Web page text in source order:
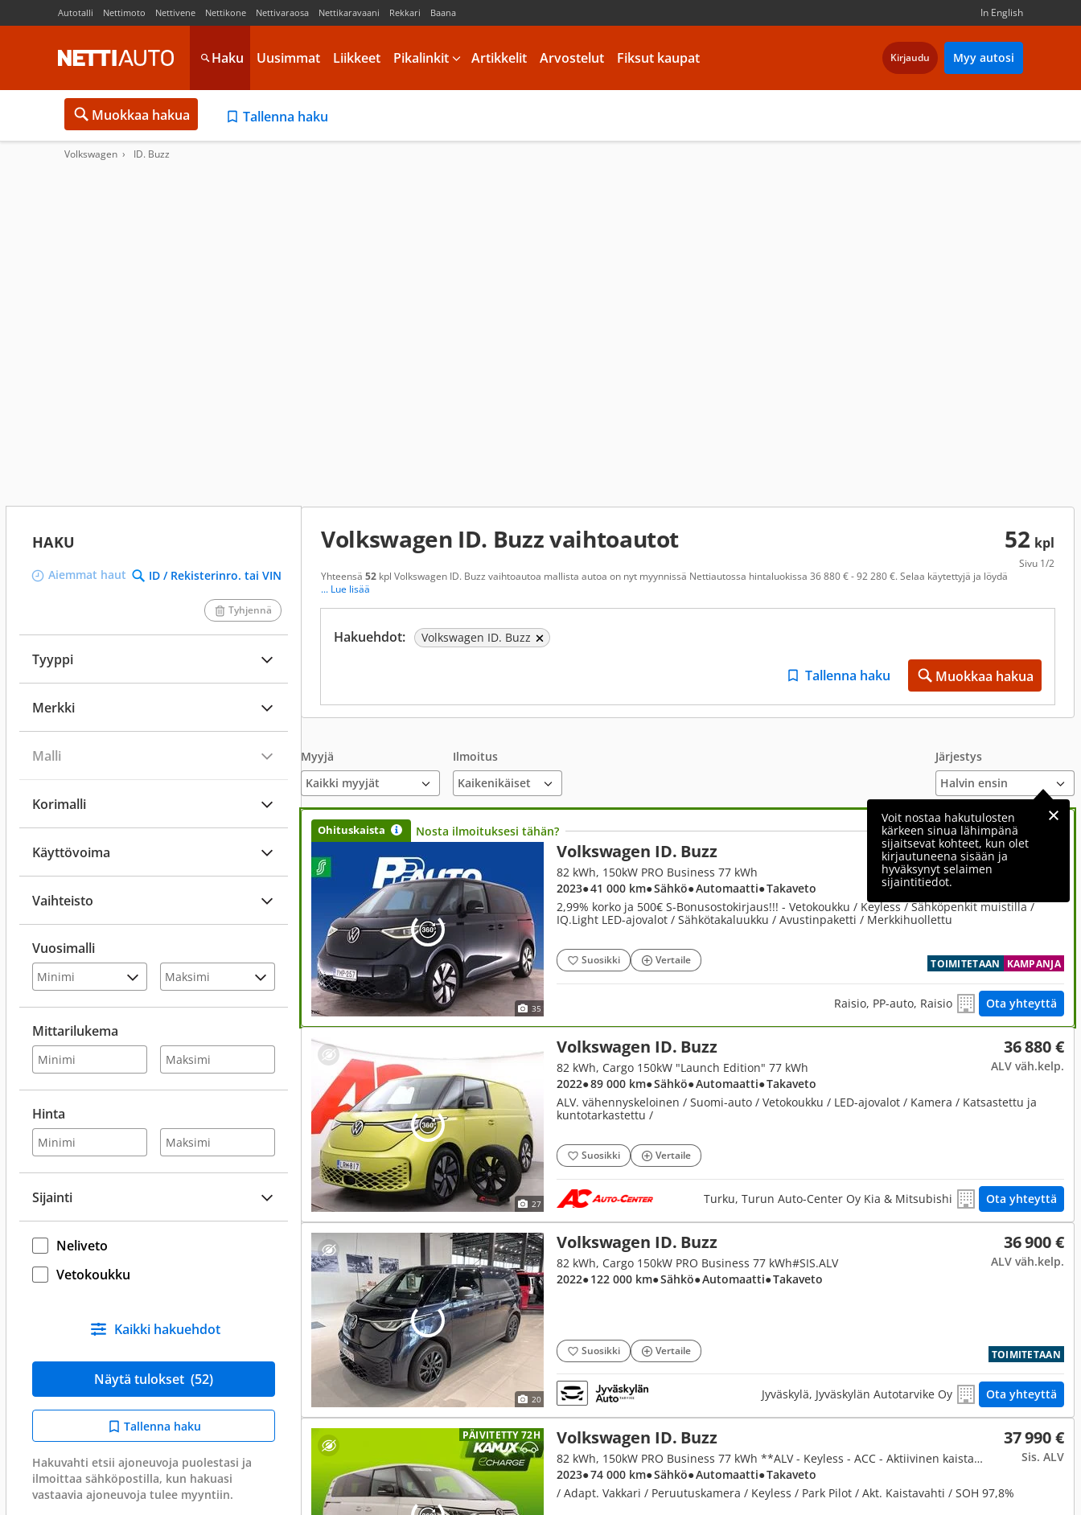
Autotalli Nettimoto Nettivene Nettikone Nettivaraosa Nettikaravaani Rekkari Baana In English
Haku Uusimmat Liikkeet Pikalinkit Artikkelit Arvostelut Fiksut kaupat Kirjaudu Myy autosi
Muokkaa hakua Tallenna haku
Volkswagen ID. Buzz
HAKU
Aiemmat haut ID / Rekisterinro. tai VIN
Tyhjennä
Tyyppi
Merkki
Malli
Korimalli
Käyttövoima
Vaihteisto
Vuosimalli
Mittarilukema
Hinta
Sijainti
Neliveto
Vetokoukku
Kaikki hakuehdot
Näytä tulokset (52)
Tallenna haku
Hakuvahti etsii ajoneuvoja puolestasi ja
ilmoittaa sähköpostilla, kun hakuasi
vastaavia ajoneuvoja tulee myyntiin.
52 kpl
Sivu 1/2
Volkswagen ID. Buzz vaihtoautot
Yhteensä 52 kpl Volkswagen ID. Buzz vaihtoautoa mallista autoa on nyt myynnissä Nettiautossa hintaluokissa 36 880 € - 92 280 €. Selaa käytettyjä ja löydä
... Lue lisää
Hakuehdot: Volkswagen ID. Buzz
Tallenna haku Muokkaa hakua
Myyjä
Kaikki myyjät
Ilmoitus Järjestys
Voit nostaa hakutulosten
kärkeen sinua lähimpänä
sijaitsevat kohteet, kun olet
kirjautuneena sisään ja
hyväksynyt selaimen
sijaintitiedot.
Ohituskaista Nosta ilmoituksesi tähän?
35
Volkswagen ID. Buzz 45 890 €
TOIMITETAAN KAMPANJA
82 kWh, 150kW PRO Business 77 kWh
2023● 41 000 km● Sähkö● Automaatti● Takaveto
2,99% korko ja 500€ S-Bonusostokirjaus!!! - Vetokoukku / Keyless / Sähköpenkit muistilla /
IQ.Light LED-ajovalot / Sähkötakaluukku / Avustinpaketti / Merkkihuollettu
Suosikki Vertaile
Raisio, PP-auto, Raisio Ota yhteyttä
27
Volkswagen ID. Buzz 36 880 €
ALV väh.kelp.
82 kWh, Cargo 150kW "Launch Edition" 77 kWh
2022● 89 000 km● Sähkö● Automaatti● Takaveto
ALV. vähennyskeloinen / Suomi-auto / Vetokoukku / LED-ajovalot / Kamera / Katsastettu ja
kuntotarkastettu /
Suosikki Vertaile
Turku, Turun Auto-Center Oy Kia & Mitsubishi Ota yhteyttä
20
Volkswagen ID. Buzz 36 900 €
ALV väh.kelp.
TOIMITETAAN
82 kWh, Cargo 150kW PRO Business 77 kWh#SIS.ALV
2022● 122 000 km● Sähkö● Automaatti● Takaveto
Suosikki Vertaile
Jyväskylä, Jyväskylän Autotarvike Oy Ota yhteyttä
PÄIVITETTY 72H Volkswagen ID. Buzz 37 990 €
Sis. ALV
82 kWh, 150kW PRO Business 77 kWh **ALV - Keyless - ACC - Aktiivinen kaistavahti**
2023● 74 000 km● Sähkö● Automaatti● Takaveto
/ Adapt. Vakkari / Peruutuskamera / Keyless / Park Pilot / Akt. Kaistavahti / SOH 97,8%